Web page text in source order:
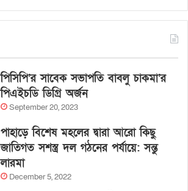
পিসিপি’র সাবেক সভাপতি বাবলু চাকমা’র
পিএইচডি ডিগ্রি অর্জন
September 20, 2023
পাহাড়ে বিশেষ মহলের দ্বারা আরো কিছু
জাতিগত সশস্ত্র দল গঠনের পর্যায়ে: সন্তু
লারমা
December 5, 2022